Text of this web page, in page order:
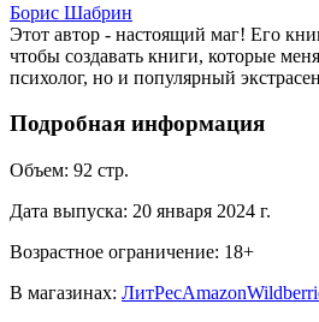
Борис Шабрин
Этот автор - настоящий маг! Его
чтобы создавать книги, которые
психолог, но и популярный
Подробная информация
Объем: 92 стр.
Дата выпуска: 20 января 2024 г.
Возрастное ограничение: 18+
В магазинах: ЛитРесAmazon